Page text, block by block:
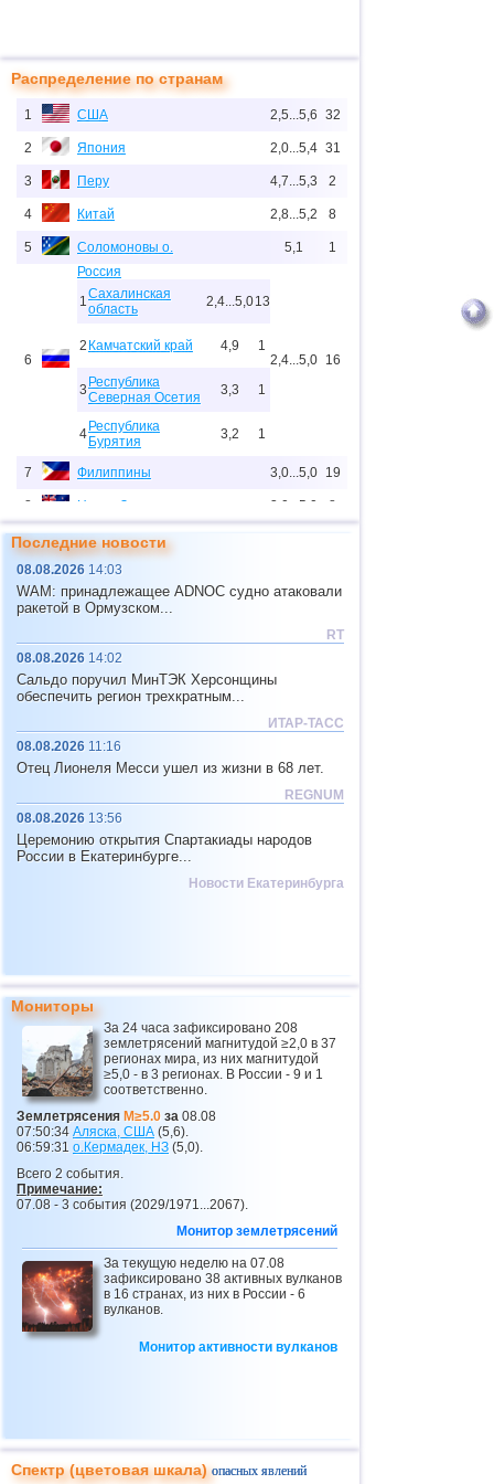
Распределение по странам
1 США 2,5...5,6 32
2 Япония 2,0...5,4 31
3 Перу 4,7...5,3 2
4 Китай 2,8...5,2 8
5 Соломоновы о. 5,1 1
6
Россия
1Сахалинская
область
2,4...5,013
2 Камчатский край 4,9 1
3 Республика
Северная Осетия
3,3 1
4 Республика
Бурятия
3,2 1
2,4...5,0 16
7 Филиппины 3,0...5,0 19
8 Новая Зеландия 3,0...5,0 8
9 Папуа-Новая Гвинея
10 Индонезия
11 Тихоокеан.поднятие (восток)
19
13 Афганистан
14 Пакистан
15 Мексика
16 Чили 2,5...4,4
17 Греция 2,6...4,4 6
18 о.Шпицберген и Ян-Майен 4,4
23 Гватемала
Непал 4,0 1
25 Никарагуа 2,6...3,8
26 Бутан
27 Эквадор
28 Пуэрто-Рико
29 Сальвадор
3,6 1
31 Турция 2,5...3,5
32 Хорватия 2,6...3,5
33 Австрия
37 Центральная Америка 3,4
Последние новости
08.08.2026 14:03
WAM: принадлежащее ADNOC судно атаковали
ракетой в Ормузском...
RT
08.08.2026 14:02
Сальдо поручил МинТЭК Херсонщины
обеспечить регион трехкратным...
ИТАР-ТАСС
08.08.2026 11:16
Отец Лионеля Месси ушел из жизни в 68 лет.
REGNUM
08.08.2026 13:56
Церемонию открытия Спартакиады народов
России в Екатеринбурге...
Новости Екатеринбурга
Мониторы
За 24 часа зафиксировано 208
землетрясений магнитудой ≥2,0 в 37
регионах мира, из них магнитудой
≥5,0 - в 3 регионах. В России - 9 и 1
соответственно.
Землетрясения M≥5.0 за 08.08
07:50:34 Аляска, США (5,6).
06:59:31 о.Кермадек, НЗ (5,0).
Всего 2 события.
Примечание:
07.08 - 3 события (2029/1971...2067).
Монитор землетрясений
За текущую неделю на 07.08
зафиксировано 38 активных вулканов
в 16 странах, из них в России - 6
вулканов.
Монитор активности вулканов
Спектр (цветовая шкала)опасных явлений